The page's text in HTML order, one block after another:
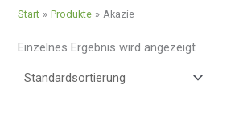
Start Produkte Akazie
Einzelnes Ergebnis wird angezeigt